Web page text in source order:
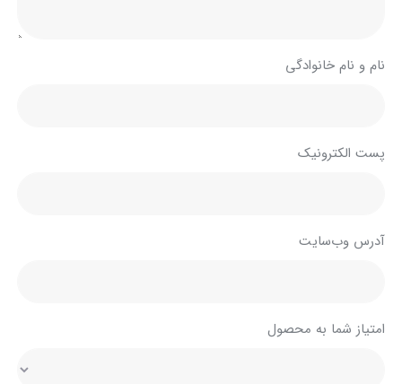
نام و نام خانوادگی
پست الکترونیک
آدرس وب‌سایت
امتیاز شما به محصول